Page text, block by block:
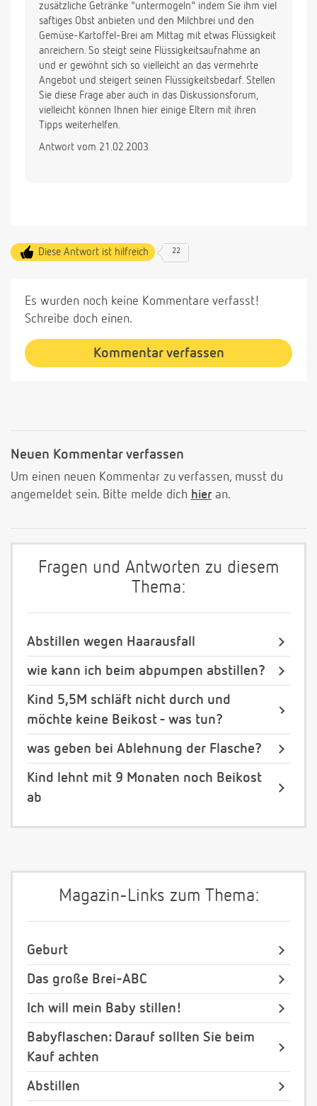
zusätzliche Getränke "untermogeln" indem Sie ihm viel
saftiges Obst anbieten und den Milchbrei und den
Gemüse-Kartoffel-Brei am Mittag mit etwas Flüssigkeit
anreichern. So steigt seine Flüssigkeitsaufnahme an
und er gewöhnt sich so vielleicht an das vermehrte
Angebot und steigert seinen Flüssigkeitsbedarf. Stellen
Sie diese Frage aber auch in das Diskussionsforum,
vielleicht können Ihnen hier einige Eltern mit ihren
Tipps weiterhelfen.
Antwort vom 21.02.2003
Diese Antwort ist hilfreich 22
Es wurden noch keine Kommentare verfasst!
Schreibe doch einen.
Kommentar verfassen
Neuen Kommentar verfassen
Um einen neuen Kommentar zu verfassen, musst du
angemeldet sein. Bitte melde dich hier an.
Fragen und Antworten zu diesem
Thema:
Abstillen wegen Haarausfall
wie kann ich beim abpumpen abstillen?
Kind 5,5M schläft nicht durch und
möchte keine Beikost - was tun?
was geben bei Ablehnung der Flasche?
Kind lehnt mit 9 Monaten noch Beikost
ab
Magazin-Links zum Thema:
Geburt
Das große Brei-ABC
Ich will mein Baby stillen!
Babyflaschen: Darauf sollten Sie beim
Kauf achten
Abstillen